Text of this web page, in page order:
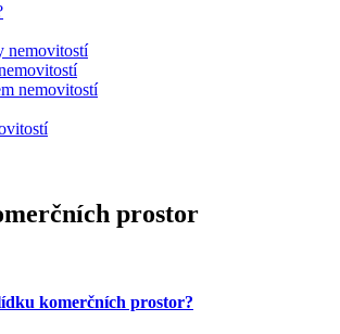
nemovitostí
nemovitostí
prostor
komerčních prostor?